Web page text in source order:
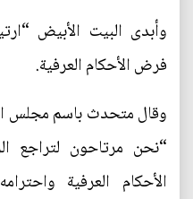
وأبدى البيت الأبيض
فرض الأحكام العرفية.
وقال متحدث باسم مجلس
“نحن مرتاحون
الأحكام العرفية